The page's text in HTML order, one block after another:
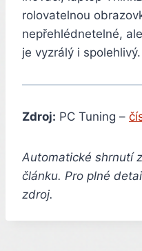
rolovatelnou
nepřehlédnetelné,
je vyzrálý i spolehlivý.
Zdroj: PC Tuning –
Automatické shrnutí
článku. Pro plné
zdroj.